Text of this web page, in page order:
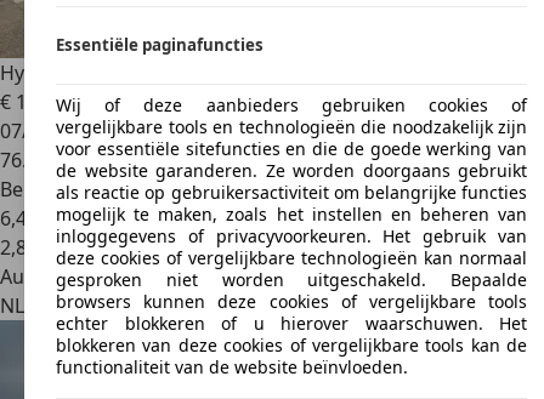
Hyundai ACCENT
€ 1.500
07/2003
76.535 km
Benzine
6,4 l/100 km (gem.)
2,8
Autobedrijf
NL 3861 AXNijkerk
Essentiële paginafuncties
Wij of deze aanbieders gebruiken cookies of
vergelijkbare tools en technologieën die noodzakelijk zijn
voor essentiële sitefuncties en die de goede werking van
de website garanderen. Ze worden doorgaans gebruikt
als reactie op gebruikersactiviteit om belangrijke functies
mogelijk te maken, zoals het instellen en beheren van
inloggegevens of privacyvoorkeuren. Het gebruik van
deze cookies of vergelijkbare technologieën kan normaal
gesproken niet worden uitgeschakeld. Bepaalde
browsers kunnen deze cookies of vergelijkbare tools
echter blokkeren of u hierover waarschuwen. Het
blokkeren van deze cookies of vergelijkbare tools kan de
functionaliteit van de website beïnvloeden.